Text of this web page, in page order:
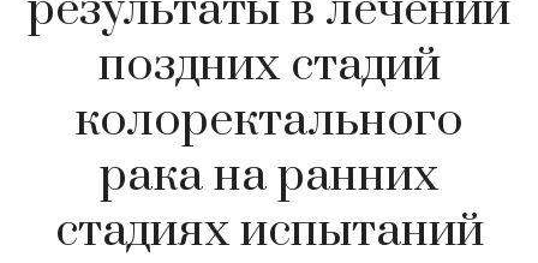
поздних стадий
колоректального
рака на ранних
стадиях испытаний